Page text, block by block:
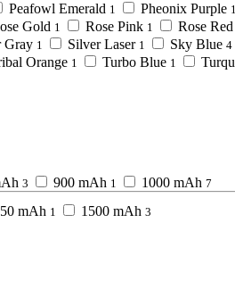
Peafowl Emerald 1 Pheonix Purple 1
Gold 1 Rose Pink 1 Rose Red
Gray 1 Silver Laser 1 Sky Blue 4
Orange 1 Turbo Blue 1
3 900 mAh 1 1000 mAh 7
mAh 1 1500 mAh 3